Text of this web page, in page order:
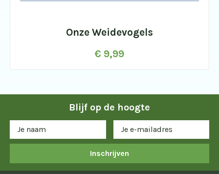
Onze Weidevogels
€ 9,99
Blijf op de hoogte
Inschrijven